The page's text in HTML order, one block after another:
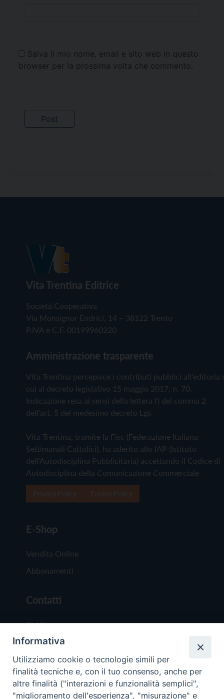
Salva il mio nome, email e sito web in questo
browser per la prossima volta che commento.
Vita Trentina Editrice
Società Cooperativa
Via Monsignor Endrici, 14 – 38122 Trento
P.IVA e C.F. 00199960220
Amministrazione trasparente
Vita Trentina percepisce i contributi pubblici all'editoria
cui al decreto legislativo 15 maggio 2017, n. 70.
Indicazione resa ai sensi della lettera f) del comma 2
dell'art. 5 del medesimo decreto Lgs.
Vita Trentina, tramite la Fisc (Federazione Italiana
Settimanali Cattolici), ha aderito allo IAP (Istituto
dell'Autodisciplina Pubblicitaria) accettando il Codice di
Autodisciplina della Comunicazione Commerciale
E-Shop
Vendita Online
Abbonamenti
Contatti
Chi Siamo
Redazione
Scrivici
Informativa
Utilizziamo cookie o tecnologie simili per
finalità tecniche e, con il tuo consenso, anche per
altre finalità ("interazioni e funzionalità semplici",
"miglioramento dell'esperienza", "misurazione" e